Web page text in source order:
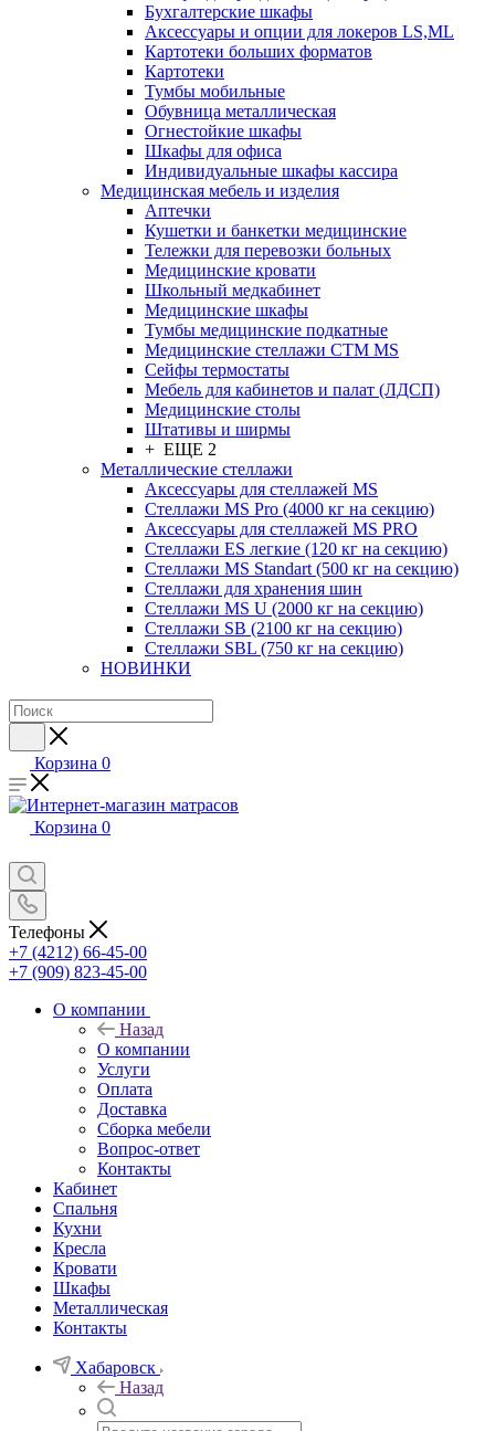
Бухгалтерские шкафы
Аксессуары и опции для локеров LS,ML
Картотеки больших форматов
Картотеки
Тумбы мобильные
Обувница металлическая
Огнестойкие шкафы
Шкафы для офиса
Индивидуальные шкафы кассира
Медицинская мебель и изделия
Аптечки
Кушетки и банкетки медицинские
Тележки для перевозки больных
Медицинские кровати
Школьный медкабинет
Медицинские шкафы
Тумбы медицинские подкатные
Медицинские стеллажи CTM MS
Сейфы термостаты
Мебель для кабинетов и палат (ЛДСП)
Медицинские столы
Штативы и ширмы
+ ЕЩЕ 2
Металлические стеллажи
Аксессуары для стеллажей MS
Стеллажи MS Pro (4000 кг на секцию)
Аксессуары для стеллажей MS PRO
Стеллажи ES легкие (120 кг на секцию)
Стеллажи MS Standart (500 кг на секцию)
Стеллажи для хранения шин
Стеллажи MS U (2000 кг на секцию)
Стеллажи SB (2100 кг на секцию)
Стеллажи SBL (750 кг на секцию)
НОВИНКИ
Корзина 0
Корзина 0
Телефоны
+7 (4212) 66-45-00
+7 (909) 823-45-00
О компании
Назад
О компании
Услуги
Оплата
Доставка
Сборка мебели
Вопрос-ответ
Контакты
Кабинет
Спальня
Кухни
Кресла
Кровати
Шкафы
Металлическая
Контакты
Хабаровск
Назад